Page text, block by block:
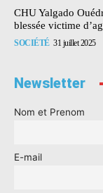
CHU Yalgado
blessée victime
SOCIÉTÉ 31 juillet 2025
Newsletter
Nom et Prenom
E-mail